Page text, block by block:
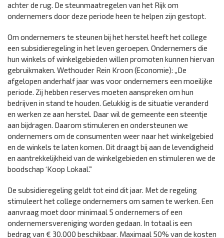
achter de rug. De steunmaatregelen van het Rijk om
ondernemers door deze periode heen te helpen zijn gestopt.
Om ondernemers te steunen bij het herstel heeft het college
een subsidieregeling in het leven geroepen. Ondernemers die
hun winkels of winkelgebieden willen promoten kunnen hiervan
gebruikmaken. Wethouder Rein Kroon (Economie): ,,De
afgelopen anderhalf jaar was voor ondernemers een moeilijke
periode. Zij hebben reserves moeten aanspreken om hun
bedrijven in stand te houden. Gelukkig is de situatie veranderd
en werken ze aan herstel. Daar wil de gemeente een steentje
aan bijdragen. Daarom stimuleren en ondersteunen we
ondernemers om de consumenten weer naar het winkelgebied
en de winkels te laten komen. Dit draagt bij aan de levendigheid
en aantrekkelijkheid van de winkelgebieden en stimuleren we de
boodschap ‘Koop Lokaal’.”
De subsidieregeling geldt tot eind dit jaar. Met de regeling
stimuleert het college ondernemers om samen te werken. Een
aanvraag moet door minimaal 5 ondernemers of een
ondernemersvereniging worden gedaan. In totaal is een
bedrag van € 30.000 beschikbaar. Maximaal 50% van de kosten